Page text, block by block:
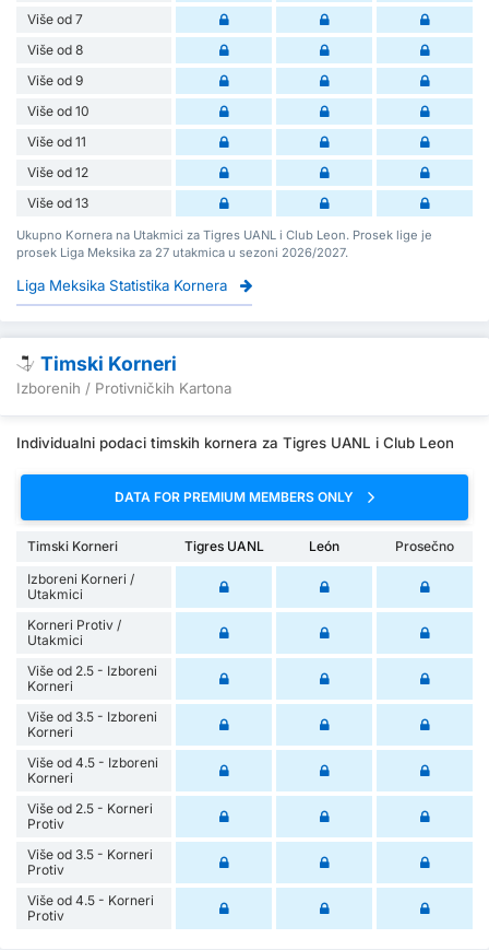
Više od 7
Više od 8
Više od 9
Više od 10
Više od 11
Više od 12
Više od 13
Ukupno Kornera na Utakmici za Tigres UANL i Club Leon. Prosek lige je
prosek Liga Meksika za 27 utakmica u sezoni 2026/2027.
Liga Meksika Statistika Kornera
Timski Korneri
Izborenih / Protivničkih Kartona
Individualni podaci timskih kornera za Tigres UANL i Club Leon
DATA FOR PREMIUM MEMBERS ONLY
Timski Korneri Tigres UANL León
Prosečno
Izboreni Korneri /
Utakmici
Korneri Protiv /
Utakmici
Više od 2.5 - Izboreni
Korneri
Više od 3.5 - Izboreni
Korneri
Više od 4.5 - Izboreni
Korneri
Više od 2.5 - Korneri
Protiv
Više od 3.5 - Korneri
Protiv
Više od 4.5 - Korneri
Protiv